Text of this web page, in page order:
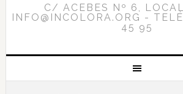
C/ ACEBES Nº 6,
INFO@INCOLORA.ORG -
45 95